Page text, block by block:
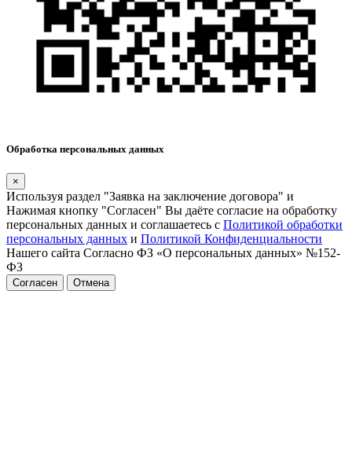
Обработка персональных данных
×
Используя раздел "Заявка на заключение договора" и
Нажимая кнопку "Согласен" Вы даёте согласие на обработку
персональных данных и соглашаетесь с Политикой обработки
персональных данных и Политикой Конфиденциальности
Нашего сайта Согласно ФЗ «О персональных данных» №152-
ФЗ
Согласен Отмена